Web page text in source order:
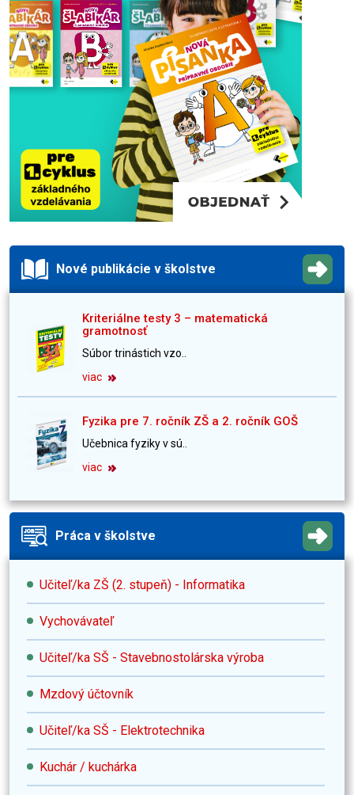
Nové publikácie v školstve
Kriteriálne testy 3 – matematická
gramotnosť
Súbor trinástich vzo..
viac
Fyzika pre 7. ročník ZŠ a 2. ročník GOŠ
Učebnica fyziky v sú..
viac
Práca v školstve
Učiteľ/ka ZŠ (2. stupeň) - Informatika
Vychovávateľ
Učiteľ/ka SŠ - Stavebnostolárska výroba
Mzdový účtovník
Učiteľ/ka SŠ - Elektrotechnika
Kuchár / kuchárka